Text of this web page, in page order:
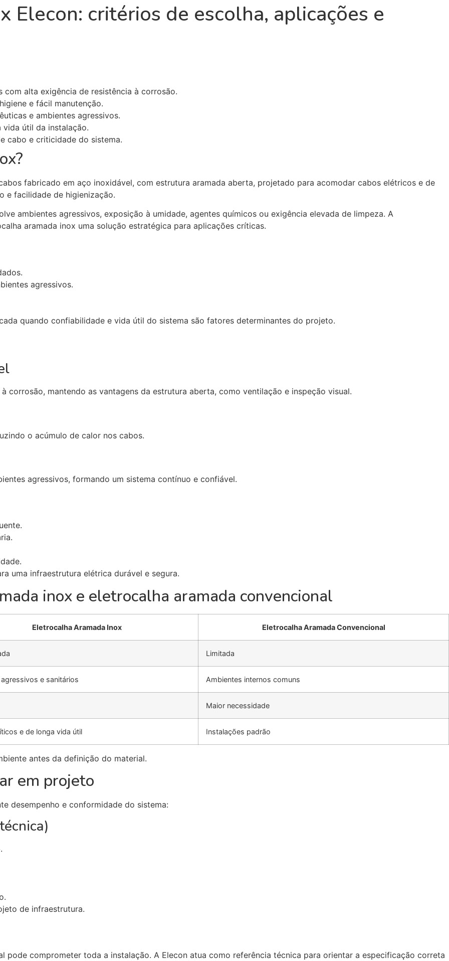
Elecon: critérios de escolha, aplicações e
alta exigência de resistência à corrosão.
e fácil manutenção.
e ambientes agressivos.
útil da instalação.
cabo e criticidade do sistema.
fabricado em aço inoxidável, com estrutura aramada aberta, projetado para acomodar cabos elétricos e de
e facilidade de higienização.
ambientes agressivos, exposição à umidade, agentes químicos ou exigência elevada de limpeza. A
aramada inox uma solução estratégica para aplicações críticas.
agressivos.
quando confiabilidade e vida útil do sistema são fatores determinantes do projeto.
corrosão, mantendo as vantagens da estrutura aberta, como ventilação e inspeção visual.
o acúmulo de calor nos cabos.
agressivos, formando um sistema contínuo e confiável.
uma infraestrutura elétrica durável e segura.
inox e eletrocalha aramada convencional
Eletrocalha Aramada Inox Eletrocalha Aramada Convencional
Limitada
e sanitários Ambientes internos comuns
Maior necessidade
e de longa vida útil Instalações padrão
antes da definição do material.
em projeto
desempenho e conformidade do sistema:
de infraestrutura.
pode comprometer toda a instalação. A Elecon atua como referência técnica para orientar a especificação correta